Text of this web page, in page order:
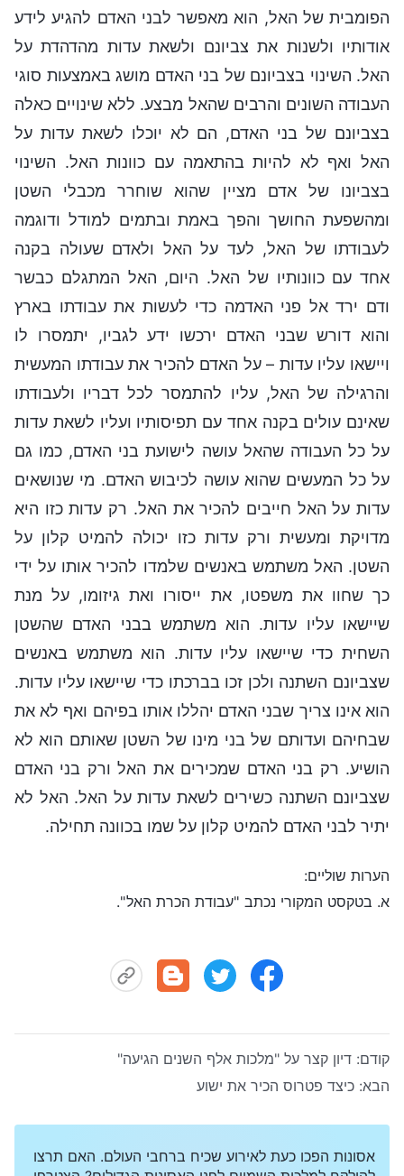
הפומבית של האל, הוא מאפשר לבני האדם להגיע לידע
אודותיו ולשנות את צביונם ולשאת עדות מהדהדת על
האל. השינוי בצביונם של בני האדם מושג באמצעות סוגי
העבודה השונים והרבים שהאל מבצע. ללא שינויים כאלה
בצביונם של בני האדם, הם לא יוכלו לשאת עדות על
האל ואף לא להיות בהתאמה עם כוונות האל. השינוי
בצביונו של אדם מציין שהוא שוחרר מכבלי השטן
ומהשפעת החושך והפך באמת ובתמים למודל ודוגמה
לעבודתו של האל, לעד על האל ולאדם שעולה בקנה
אחד עם כוונותיו של האל. היום, האל המתגלם כבשר
ודם ירד אל פני האדמה כדי לעשות את עבודתו בארץ
והוא דורש שבני האדם ירכשו ידע לגביו, יתמסרו לו
ויישאו עליו עדות – על האדם להכיר את עבודתו המעשית
והרגילה של האל, עליו להתמסר לכל דבריו ולעבודתו
שאינם עולים בקנה אחד עם תפיסותיו ועליו לשאת עדות
על כל העבודה שהאל עושה לישועת בני האדם, כמו גם
על כל המעשים שהוא עושה לכיבוש האדם. מי שנושאים
עדות על האל חייבים להכיר את האל. רק עדות כזו היא
מדויקת ומעשית ורק עדות כזו יכולה להמיט קלון על
השטן. האל משתמש באנשים שלמדו להכיר אותו על ידי
כך שחוו את משפטו, את ייסורו ואת גיזומו, על מנת
שיישאו עליו עדות. הוא משתמש בבני האדם שהשטן
השחית כדי שיישאו עליו עדות. הוא משתמש באנשים
שצביונם השתנה ולכן זכו בברכתו כדי שיישאו עליו עדות.
הוא אינו צריך שבני האדם יהללו אותו בפיהם ואף לא את
שבחיהם ועדותם של בני מינו של השטן שאותם הוא לא
הושיע. רק בני האדם שמכירים את האל ורק בני האדם
שצביונם השתנה כשירים לשאת עדות על האל. האל לא
יתיר לבני האדם להמיט קלון על שמו בכוונה תחילה.
הערות שוליים:
א. בטקסט המקורי נכתב "עבודת הכרת האל".
קודם: דיון קצר על "מלכות אלף השנים הגיעה"
הבא: כיצד פטרוס הכיר את ישוע
אסונות הפכו כעת לאירוע שכיח ברחבי העולם. האם תרצו